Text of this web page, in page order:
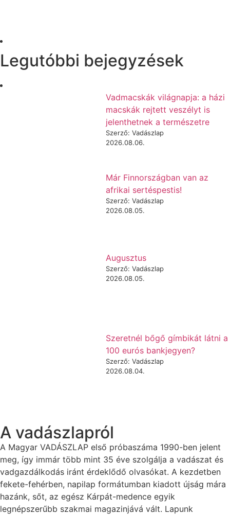
Legutóbbi bejegyzések
Vadmacskák világnapja: a házi
macskák rejtett veszélyt is
jelenthetnek a természetre
Szerző: Vadászlap
2026.08.06.
Már Finnországban van az
afrikai sertéspestis!
Szerző: Vadászlap
2026.08.05.
Augusztus
Szerző: Vadászlap
2026.08.05.
Szeretnél bőgő gímbikát látni a
100 eurós bankjegyen?
Szerző: Vadászlap
2026.08.04.
A vadászlapról
A Magyar VADÁSZLAP első próbaszáma 1990-ben jelent
meg, így immár több mint 35 éve szolgálja a vadászat és
vadgazdálkodás iránt érdeklődő olvasókat. A kezdetben
fekete-fehérben, napilap formátumban kiadott újság mára
hazánk, sőt, az egész Kárpát-medence egyik
legnépszerűbb szakmai magazinjává vált. Lapunk